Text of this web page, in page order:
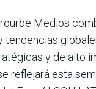
Medios
tendencias
y de alto
reflejará esta